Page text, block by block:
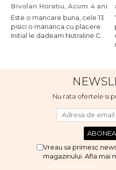
Bivolan Horatiu, Acum 4 ani
Este o mancare buna, cele 13
pisici o mananca cu placere.
Initial le dadeam Nutraline Cat
evita, nu o mananca cu
placere. Eu sunt multumit si
Nu rata ofertele si
Vreau sa primesc
magazinului. Afla mai
Confidentialitate